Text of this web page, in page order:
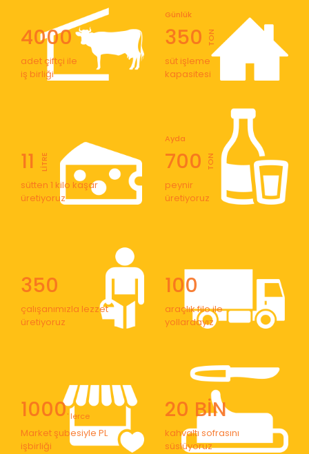
4000
adet çiftçi ile
iş birliği
350
Günlük
TON
süt işleme
kapasitesi
11 LİTRE
sütten 1 kilo kaşar
üretiyoruz
700
Ayda
TON
peynir
üretiyoruz
350
çalışanımızla lezzet
üretiyoruz
100
araçlık filo ile
yollardayız
1000' lerce
Market şubesiyle PL
işbirliği
20 BİN
kahvaltı sofrasını
süslüyoruz